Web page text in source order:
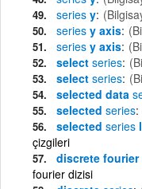
series y
series y axis
series y axis
select series
select series
selected data
selected series
selected series
çizgileri
discrete fourier
fourier dizisi